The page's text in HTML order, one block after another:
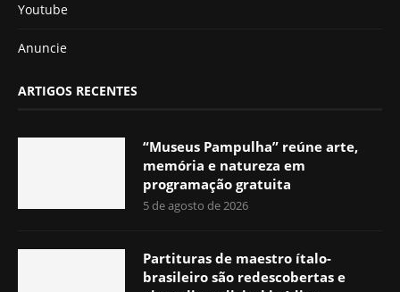
Youtube
Anuncie
ARTIGOS RECENTES
“Museus Pampulha” reúne arte,
memória e natureza em
programação gratuita
5 de agosto de 2026
Partituras de maestro ítalo-
brasileiro são redescobertas e